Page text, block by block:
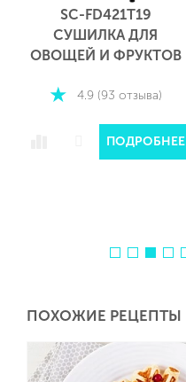
SC-GS130S10
ОТПАРИВАТЕЛЬ
ВЕРТИКАЛЬНЫЙ
4.9 (292 отзыва)
ПОДРОБНЕЕ
ПОХОЖИЕ РЕЦЕПТЫ